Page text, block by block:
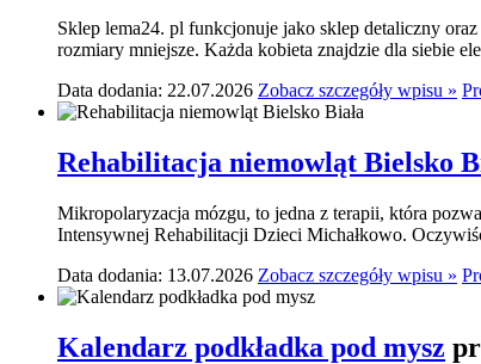
Sklep lema24. pl funkcjonuje jako sklep detaliczny
rozmiary mniejsze. Każda kobieta znajdzie dla siebie
Data dodania: 22.07.2026 Zobacz szczegóły wpisu »
Rehabilitacja niemowląt Bielsko
Mikropolaryzacja mózgu, to jedna z terapii, która
Intensywnej Rehabilitacji Dzieci Michałkowo.
Data dodania: 13.07.2026 Zobacz szczegóły wpisu »
Kalendarz podkładka pod mysz